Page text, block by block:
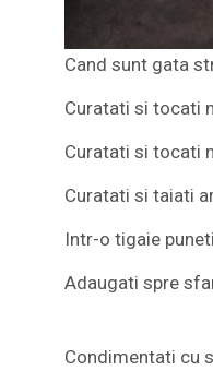
Cand sunt gata
Curatati si tocati
Curatati si tocati
Curatati si taiati
Intr-o tigaie
Adaugati spre
Condimentati cu